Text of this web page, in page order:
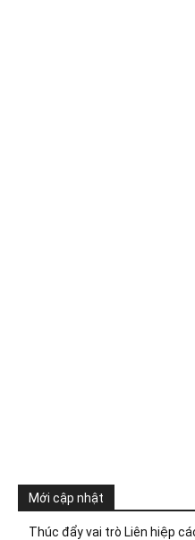
Mới cập nhật
Thúc đẩy vai trò Liên hiệp